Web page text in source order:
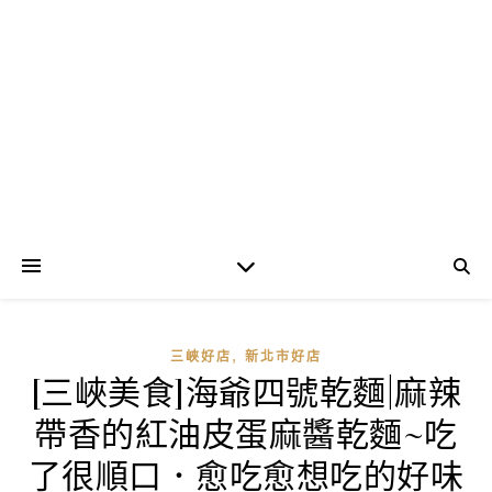
三峽好店 , 新北市好店
[三峽美食]海爺四號乾麵|麻辣
帶香的紅油皮蛋麻醬乾麵~吃
了很順口．愈吃愈想吃的好味